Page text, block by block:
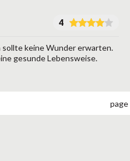
4
keine Wunder erwarten.
gesunde Lebensweise.
page